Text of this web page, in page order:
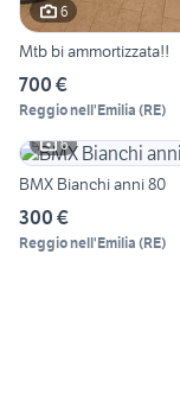
6
Mtb bi ammortizzata!!
700 €
Reggio nell'Emilia (RE)
6
BMX Bianchi anni 80
300 €
Reggio nell'Emilia (RE)